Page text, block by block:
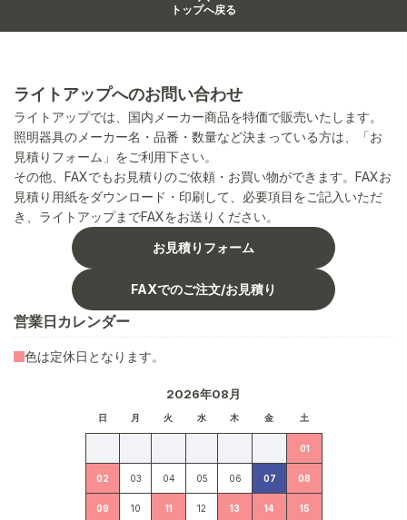
トップへ戻る
ライトアップへのお問い合わせ
ライトアップでは、国内メーカー商品を特価で販売いたします。
照明器具のメーカー名・品番・数量など決まっている方は、「お
見積りフォーム」をご利用下さい。
その他、FAXでもお見積りのご依頼・お買い物ができます。FAXお
見積り用紙をダウンロード・印刷して、必要項目をご記入いただ
き、ライトアップまでFAXをお送りください。
お見積りフォーム
FAXでのご注文/お見積り
営業日カレンダー
2026年08月
日 月 火 水 木 金 土
01
02 03 04 05 06 07 08
09 10 11 12 13 14 15
色は定休日となります。